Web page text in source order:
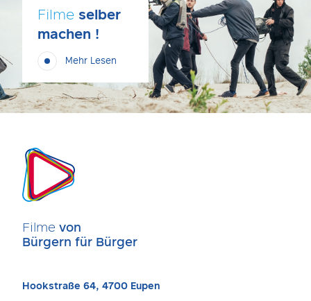
Filme selber
machen !
Mehr Lesen
Filme von
Bürgern für Bürger
Hookstraße 64, 4700 Eupen